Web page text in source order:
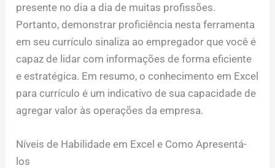
presente no dia a dia de muitas profissões.
Portanto, demonstrar proficiência nesta ferramenta
em seu currículo sinaliza ao empregador que você é
capaz de lidar com informações de forma eficiente
e estratégica. Em resumo, o conhecimento em Excel
para currículo é um indicativo de sua capacidade de
agregar valor às operações da empresa.
Níveis de Habilidade em Excel e Como Apresentá-
los